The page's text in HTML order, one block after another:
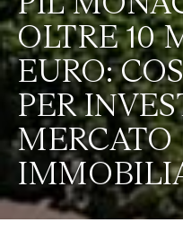
OLTRE 10
EURO:
PER
MERCATO